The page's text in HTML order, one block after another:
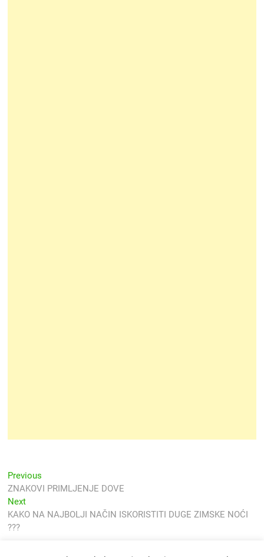
Navigacija
objava
Previous
post:
ZNAKOVI PRIMLJENJE DOVE
NextNext
post:
KAKO NA NAJBOLJI NAČIN ISKORISTITI DUGE ZIMSKE NOĆI
???